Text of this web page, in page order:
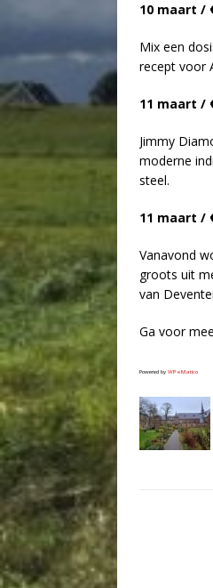
10 maart /
Mix een
recept voor
11 maart /
Jimmy
moderne
steel.
11 maart /
Vanavond
groots uit
van
Ga voor
Powered by WPeMatico